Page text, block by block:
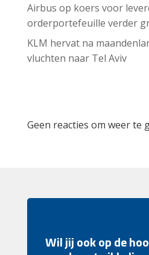
Airbus op koers voor
orderportefeuille verder
KLM hervat na
vluchten naar Tel Aviv
Geen reacties om weer te
Wil jij ook op de